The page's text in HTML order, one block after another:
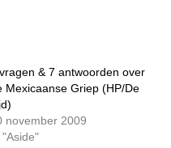
& 7 antwoorden over
Mexicaanse Griep (HP/De
november 2009
"Aside"